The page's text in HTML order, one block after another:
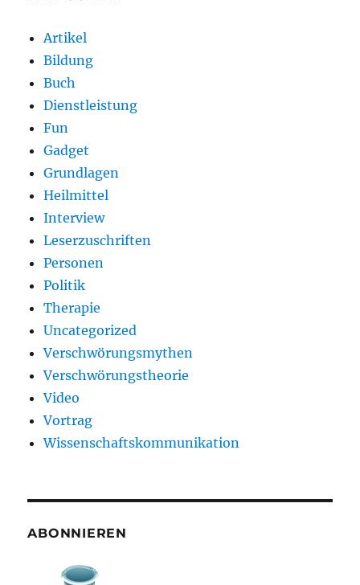
Artikel
Bildung
Buch
Dienstleistung
Fun
Gadget
Grundlagen
Heilmittel
Interview
Leserzuschriften
Personen
Politik
Therapie
Uncategorized
Verschwörungsmythen
Verschwörungstheorie
Video
Vortrag
Wissenschaftskommunikation
ABONNIEREN